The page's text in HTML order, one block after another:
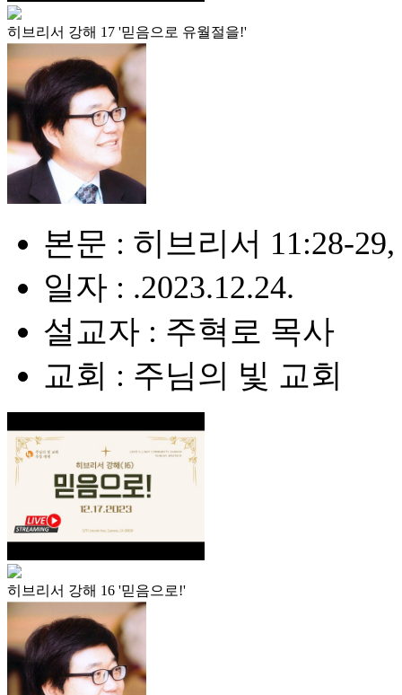
히브리서 강해 17 '믿음으로 유월절을!'
본문 : 히브리서 11:28-29,
일자 : .2023.12.24.
설교자 : 주혁로 목사
교회 : 주님의 빛 교회
히브리서 강해 16 '믿음으로!'